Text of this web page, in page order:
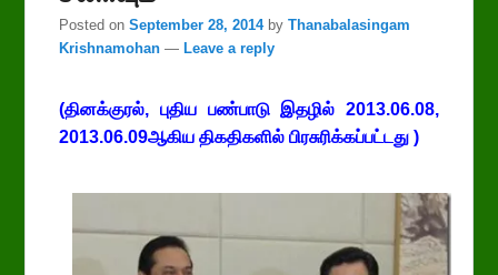
Posted onSeptember 28, 2014 byThanabalasingam
Krishnamohan —Leave a reply
(தினக்குரல், புதிய பண்பாடுஇதழில் 2013.06.08,
2013.06.09ஆகிய திகதிகளில் பிரசுரிக்கப்பட்டது )